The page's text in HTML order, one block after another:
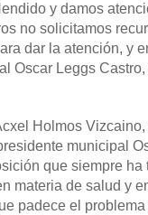
y damos
no solicitamos
dar la atención, y
Oscar Leggs
Holmos Vizcaino,
municipal
que siempre ha
materia de salud y
padece el